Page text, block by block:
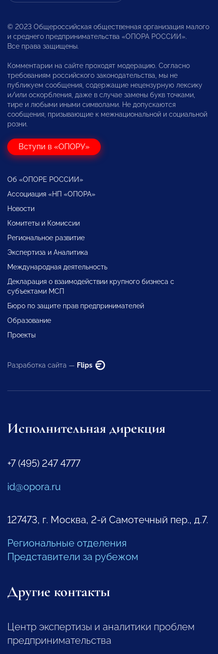
© 2023 Общероссийская общественная организация малого
и среднего предпринимательства «ОПОРА РОССИИ».
Все права защищены.
Комментарии на сайте проходят модерацию. Согласно
требованиям российского законодательства, мы не
публикуем сообщения, содержащие нецензурную лексику
и/или оскорбления, даже в случае замены букв точками,
тире и любыми иными символами. Не допускаются
сообщения, призывающие к межнациональной и социальной
розни.
Вступи в «ОПОРУ»
Об «ОПОРЕ РОССИИ»
Ассоциация «НП «ОПОРА»
Новости
Комитеты и Комиссии
Региональное развитие
Экспертиза и Аналитика
Международная деятельность
Декларация о взаимодействии крупного бизнеса с
субъектами МСП
Бюро по защите прав предпринимателей
Образование
Проекты
Разработка сайта — Flips
Исполнительная дирекция
+7 (495) 247 4777
id@opora.ru
127473, г. Москва, 2-й Самотечный пер., д.7.
Региональные отделения
Представители за рубежом
Другие контакты
Центр экспертизы и аналитики проблем
предпринимательства